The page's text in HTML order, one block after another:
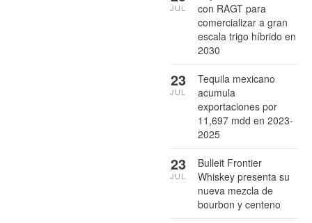
con RAGT para
comercializar a gran
escala trigo híbrido en
2030
JUL
Tequila mexicano
acumula
exportaciones por
11,697 mdd en 2023-
2025
23
JUL
Bulleit Frontier
Whiskey presenta su
nueva mezcla de
bourbon y centeno
23
JUL